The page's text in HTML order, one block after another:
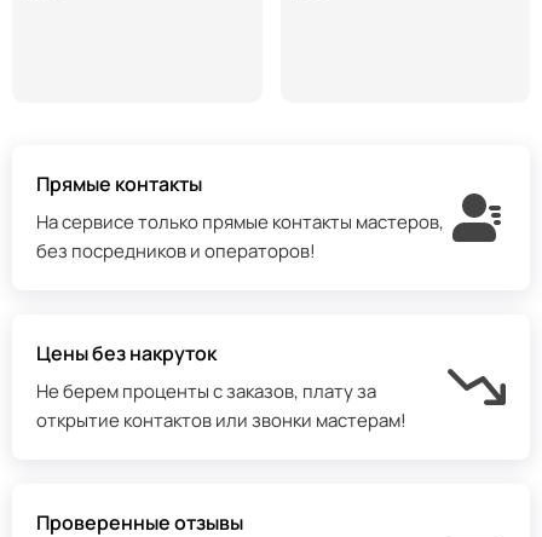
Прямые контакты
На сервисе только прямые контакты мастеров,
без посредников и операторов!
Цены без накруток
Не берем проценты с заказов, плату за
открытие контактов или звонки мастерам!
Проверенные отзывы